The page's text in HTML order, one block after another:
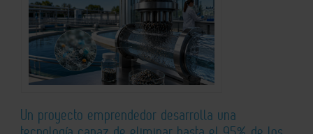
Un proyecto emprendedor desarrolla una